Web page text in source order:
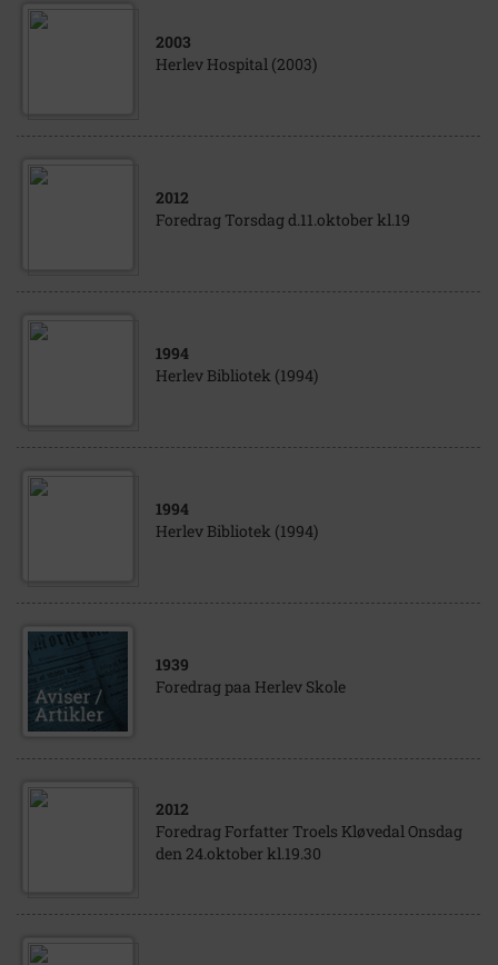
2003
Herlev Hospital (2003)
2012
Foredrag Torsdag d.11.oktober kl.19
1994
Herlev Bibliotek (1994)
1994
Herlev Bibliotek (1994)
1939
Foredrag paa Herlev Skole
2012
Foredrag Forfatter Troels Kløvedal Onsdag
den 24.oktober kl.19.30